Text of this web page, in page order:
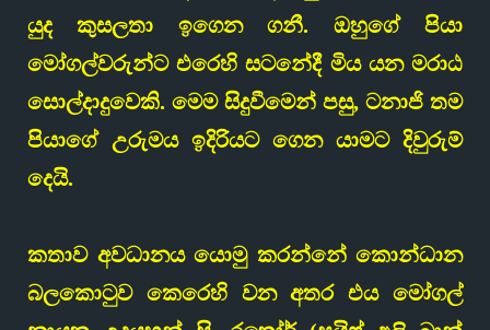
යුද කුසලතා ඉගෙන ගනී. ඔහුගේ පියා
මෝගල්වරුන්ට එරෙහි සටනේදී මිය යන මරාඨ
සොල්දාදුවෙකි. මෙම සිදුවීමෙන් පසු, ටනාජි තම
පියාගේ උරුමය ඉදිරියට ගෙන යාමට දිවුරුම්
දෙයි.
කතාව අවධානය යොමු කරන්නේ කොන්ධාන
බලකොටුව කෙරෙහි වන අතර එය මෝගල්